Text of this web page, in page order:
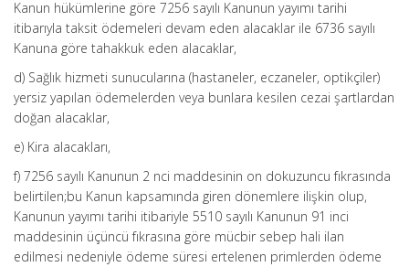
Kanun hükümlerine göre 7256 sayılı Kanunun yayımı tarihi
itibarıyla taksit ödemeleri devam eden alacaklar ile 6736 sayılı
Kanuna göre tahakkuk eden alacaklar,
d) Sağlık hizmeti sunucularına (hastaneler, eczaneler, optikçiler)
yersiz yapılan ödemelerden veya bunlara kesilen cezai şartlardan
doğan alacaklar,
e) Kira alacakları,
f) 7256 sayılı Kanunun 2 nci maddesinin on dokuzuncu fıkrasında
belirtilen;bu Kanun kapsamında giren dönemlere ilişkin olup,
Kanunun yayımı tarihi itibariyle 5510 sayılı Kanunun 91 inci
maddesinin üçüncü fıkrasına göre mücbir sebep hali ilan
edilmesi nedeniyle ödeme süresi ertelenen primlerden ödeme